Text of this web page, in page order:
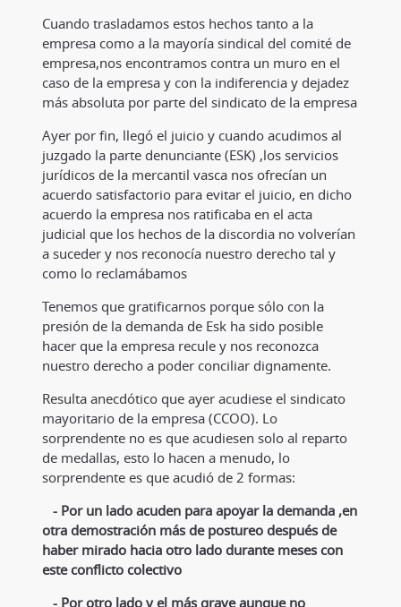
Cuando trasladamos estos hechos tanto a la
empresa como a la mayoría sindical del comité de
empresa,nos encontramos contra un muro en el
caso de la empresa y con la indiferencia y dejadez
más absoluta por parte del sindicato de la empresa
Ayer por fin, llegó el juicio y cuando acudimos al
juzgado la parte denunciante (ESK) ,los servicios
jurídicos de la mercantil vasca nos ofrecían un
acuerdo satisfactorio para evitar el juicio, en dicho
acuerdo la empresa nos ratificaba en el acta
judicial que los hechos de la discordia no volverían
a suceder y nos reconocía nuestro derecho tal y
como lo reclamábamos
Tenemos que gratificarnos porque sólo con la
presión de la demanda de Esk ha sido posible
hacer que la empresa recule y nos reconozca
nuestro derecho a poder conciliar dignamente.
Resulta anecdótico que ayer acudiese el sindicato
mayoritario de la empresa (CCOO). Lo
sorprendente no es que acudiesen solo al reparto
de medallas, esto lo hacen a menudo, lo
sorprendente es que acudió de 2 formas:
- Por un lado acuden para apoyar la demanda ,en
otra demostración más de postureo después de
haber mirado hacia otro lado durante meses con
este conflicto colectivo
- Por otro lado y el más grave aunque no